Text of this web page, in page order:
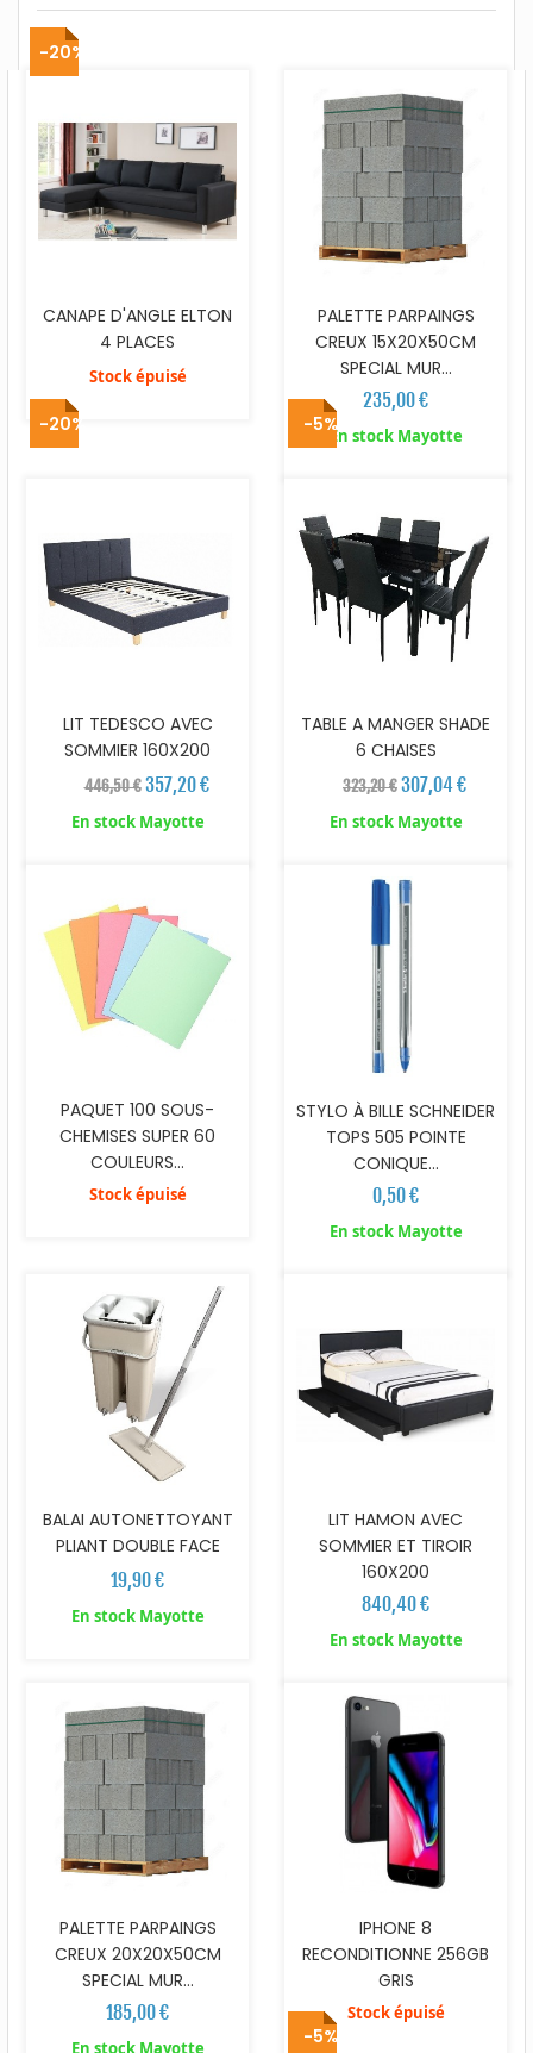
-20%
CANAPE D'ANGLE ELTON
4 PLACES
Stock épuisé
PALETTE PARPAINGS
CREUX 15X20X50CM
SPECIAL MUR...
235,00 €
En stock Mayotte
-20%
LIT TEDESCO AVEC
SOMMIER 160X200
446,50 € 357,20 €
En stock Mayotte
-5%
TABLE A MANGER SHADE
6 CHAISES
323,20 €307,04 €
En stock Mayotte
PAQUET 100 SOUS-
CHEMISES SUPER 60
COULEURS...
Stock épuisé
STYLO À BILLE SCHNEIDER
TOPS 505 POINTE
CONIQUE...
0,50 €
En stock Mayotte
BALAI AUTONETTOYANT
PLIANT DOUBLE FACE
19,90 €
En stock Mayotte
LIT HAMON AVEC
SOMMIER ET TIROIR
160X200
840,40 €
En stock Mayotte
PALETTE PARPAINGS
CREUX 20X20X50CM
SPECIAL MUR...
185,00 €
En stock Mayotte
IPHONE 8
RECONDITIONNE 256GB
GRIS
Stock épuisé
-5%